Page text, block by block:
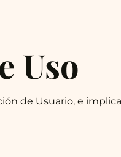
Uso
de Usuario, e